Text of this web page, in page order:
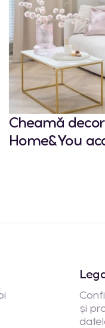
Cheamă
Home&You
și